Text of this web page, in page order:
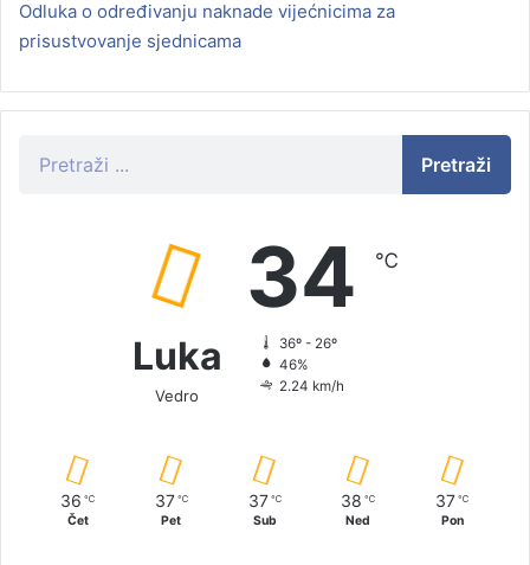
Odluka o određivanju naknade vijećnicima za
prisustvovanje sjednicama
Pretraži
Luka
Vedro
34 ℃
36º - 26º
46%
2.24 km/h
36 ℃
Čet
37 ℃
Pet
37 ℃
Sub
38 ℃
Ned
37 ℃
Pon